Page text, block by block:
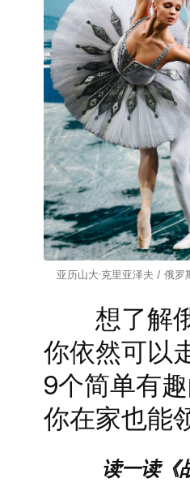
亚历山大·克里亚泽夫 / 俄
想了解俄
你依然可以
9个简单有
你在家也能
读一读《战